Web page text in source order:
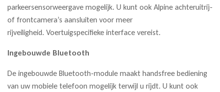
parkeersensorweergave mogelijk. U kunt ook Alpine achteruitrij-
of frontcamera’s aansluiten voor meer
rijveiligheid. Voertuigspecifieke interface vereist.
Ingebouwde Bluetooth
De ingebouwde Bluetooth-module maakt handsfree bediening
van uw mobiele telefoon mogelijk terwijl u rijdt. U kunt ook